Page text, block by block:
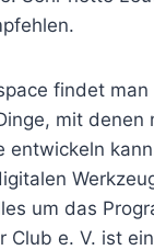
findet
mit denen
entwickeln
um das
Club e. V. ist